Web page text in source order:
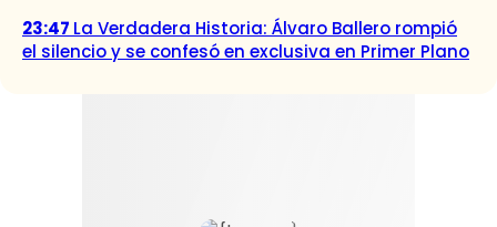
23:47 La Verdadera Historia: Álvaro Ballero rompió
el silencio y se confesó en exclusiva en Primer Plano